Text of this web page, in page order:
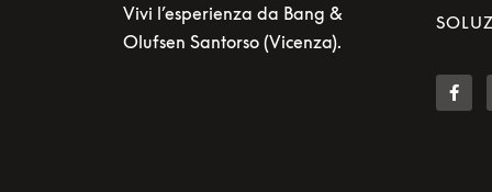
Vivi l’esperienza da Bang &
Olufsen Santorso (Vicenza).